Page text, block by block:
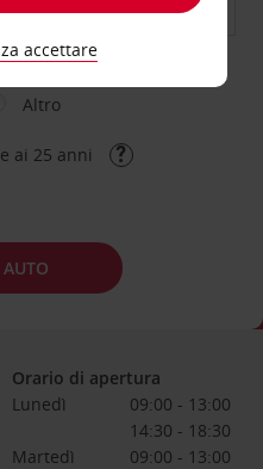
Altro
ai 25 anni
Orario di apertura
Lunedì
09:00 - 13:00
14:30 - 18:30
Martedì
09:00 - 13:00
accettare